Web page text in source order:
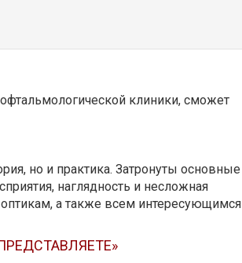
клиники, сможет
но и практика. Затронуты основные
наглядность и несложная
а также всем интересующимся